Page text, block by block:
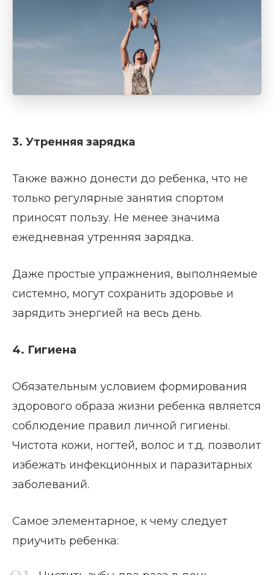
3. Утренняя зарядка
Также важно донести до ребенка, что не
только регулярные занятия спортом
приносят пользу. Не менее значима
ежедневная утренняя зарядка.
Даже простые упражнения, выполняемые
системно, могут сохранить здоровье и
зарядить энергией на весь день.
4. Гигиена
Обязательным условием формирования
здорового образа жизни ребенка является
соблюдение правил личной гигиены.
Чистота кожи, ногтей, волос и т.д. позволит
избежать инфекционных и паразитарных
заболеваний.
Самое элементарное, к чему следует
приучить ребенка: